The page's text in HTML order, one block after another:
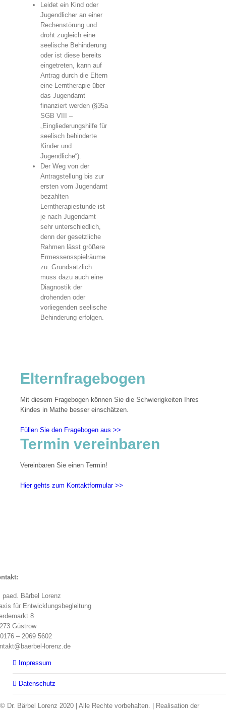
Leidet ein Kind oder
Jugendlicher an einer
Rechenstörung und
droht zugleich eine
seelische Behinderung
oder ist diese bereits
eingetreten, kann auf
Antrag durch die Eltern
eine Lerntherapie über
das Jugendamt
finanziert werden (§35a
SGB VIII –
„Eingliederungshilfe für
seelisch behinderte
Kinder und
Jugendliche“).
Der Weg von der
Antragstellung bis zur
ersten vom Jugendamt
bezahlten
Lerntherapiestunde ist
je nach Jugendamt
sehr unterschiedlich,
denn der gesetzliche
Rahmen lässt größere
Ermessensspielräume
zu. Grundsätzlich
muss dazu auch eine
Diagnostik der
drohenden oder
vorliegenden seelische
Behinderung erfolgen.
Elternfragebogen
Mit diesem Fragebogen können Sie die Schwierigkeiten Ihres
Kindes in Mathe besser einschätzen.
Füllen Sie den Fragebogen aus >>
Termin vereinbaren
Vereinbaren Sie einen Termin!
Hier gehts zum Kontaktformular >>
paed. Bärbel Lorenz
für Entwicklungsbegleitung
8
Güstrow
0176 – 2069 5602
lorenz.de
Impressum
Datenschutz
© Dr. Bärbel Lorenz 2020 | Alle Rechte vorbehalten. | Realisation der